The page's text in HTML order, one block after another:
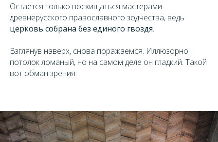
Остается только восхищаться мастерами
древнерусского православного зодчества, ведь
церковь собрана без единого гвоздя.
Взглянув наверх, снова поражаемся. Иллюзорно
потолок ломаный, но на самом деле он гладкий. Такой
вот обман зрения.